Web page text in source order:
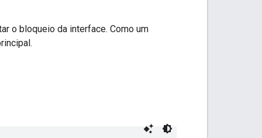
o bloqueio da interface. Como um